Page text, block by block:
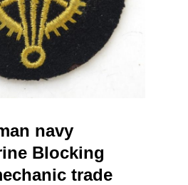
navy
Blocking
trade